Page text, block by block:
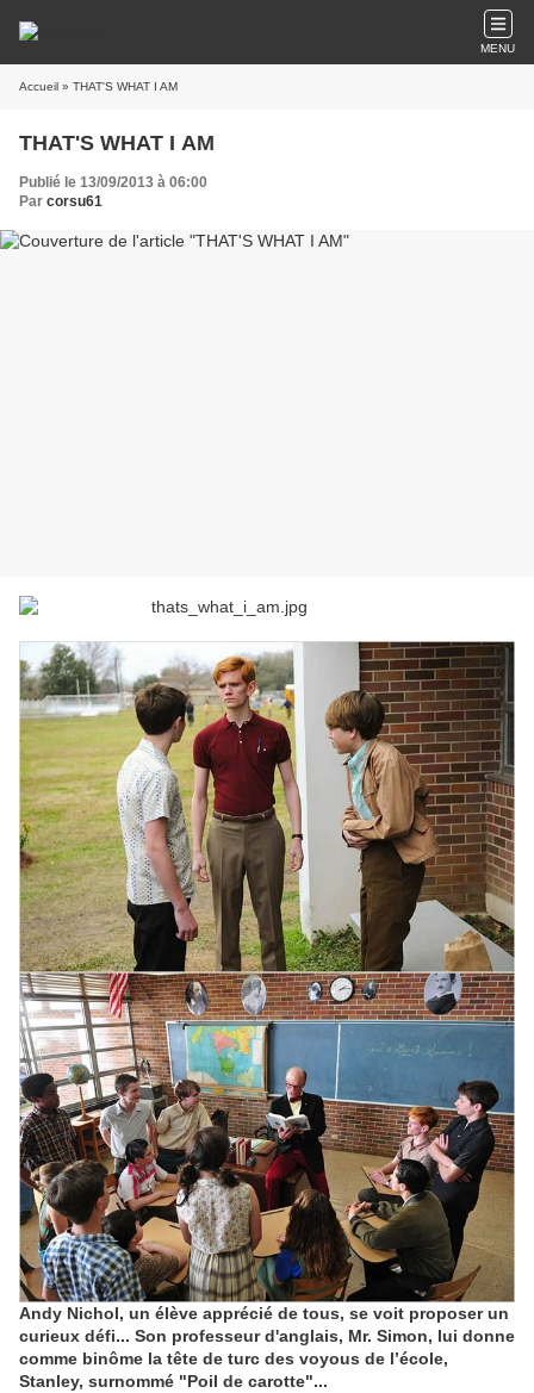
MENU
Accueil » THAT'S WHAT I AM
THAT'S WHAT I AM
Publié le 13/09/2013 à 06:00
Par corsu61
Andy Nichol, un élève apprécié de tous, se voit proposer un
curieux défi... Son professeur d'anglais, Mr. Simon, lui donne
comme binôme la tête de turc des voyous de l’école,
Stanley, surnommé "Poil de carotte"...